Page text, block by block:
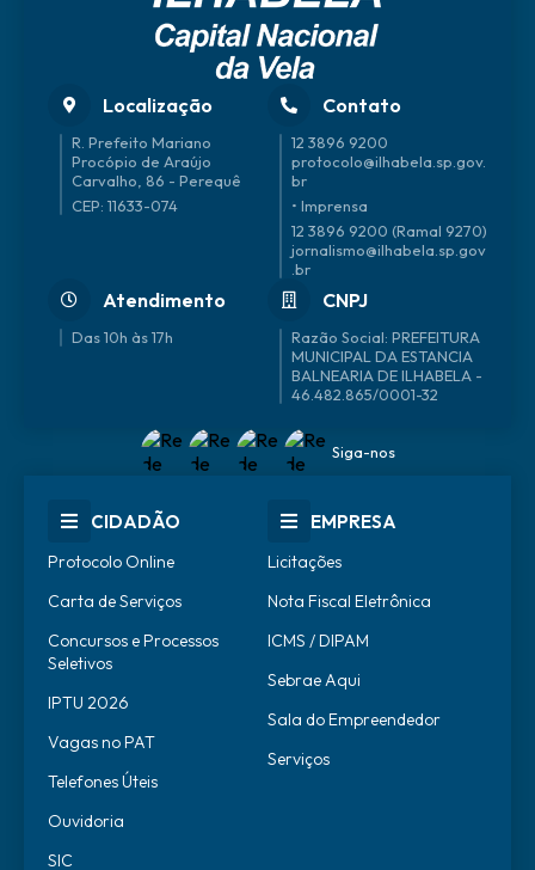
Localização
R. Prefeito Mariano
Procópio de Araújo
Carvalho, 86 - Perequê
CEP: 11633-074
Contato
12 3896 9200
protocolo@ilhabela.sp.gov.
br
• Imprensa
12 3896 9200 (Ramal 9270)
jornalismo@ilhabela.sp.gov
.br
Atendimento
Das 10h às 17h
CNPJ
46.482.865/0001-32
Siga-nos
CIDADÃO
Protocolo Online
Carta de Serviços
Concursos e Processos
Seletivos
IPTU 2026
Vagas no PAT
Telefones Úteis
Ouvidoria
SIC
EMPRESA
Licitações
Nota Fiscal Eletrônica
ICMS / DIPAM
Sebrae Aqui
Sala do Empreendedor
Serviços